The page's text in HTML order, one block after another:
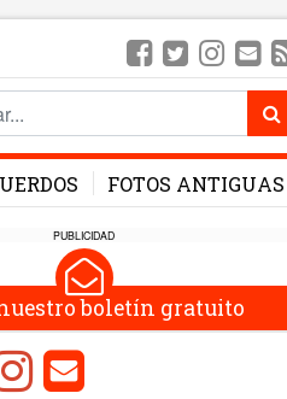
FOTOS ANTIGUAS
PUBLICIDAD
boletín gratuito